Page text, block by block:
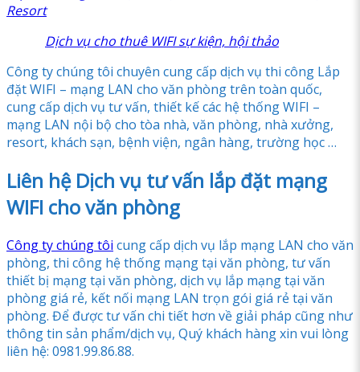
Resort
Dịch vụ cho thuê WIFI sự kiện, hội thảo
Công ty chúng tôi chuyên cung cấp dịch vụ thi công Lắp
đặt WIFI – mạng LAN cho văn phòng trên toàn quốc,
cung cấp dịch vụ tư vấn, thiết kế các hệ thống WIFI –
mạng LAN nội bộ cho tòa nhà, văn phòng, nhà xưởng,
resort, khách sạn, bệnh viện, ngân hàng, trường học …
Liên hệ Dịch vụ tư vấn lắp đặt mạng
WIFI cho văn phòng
Công ty chúng tôi cung cấp dịch vụ lắp mạng LAN cho văn
phòng, thi công hệ thống mạng tại văn phòng, tư vấn
thiết bị mạng tại văn phòng, dịch vụ lắp mạng tại văn
phòng giá rẻ, kết nối mạng LAN trọn gói giá rẻ tại văn
phòng. Để được tư vấn chi tiết hơn về giải pháp cũng như
thông tin sản phẩm/dịch vụ, Quý khách hàng xin vui lòng
liên hệ: 0981.99.86.88.